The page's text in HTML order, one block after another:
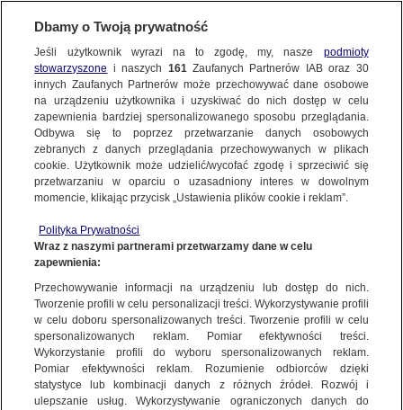
KONTAKT24
Wyślij Materiał
WYŚLIJ MATERIAŁ
NAJNOWSZE
GORĄCE TEMATY
WIĘCEJ
KANAŁY
Dzień dobry!
Jedno konto do wszystkich usług
MATERIAŁ UŻYTKOWNIKA
18 GRUDNIA 2023 0:45
Ważny temat?
Podziel się!
Wyślij materiał
Dbamy o Twoją prywatność
Jeśli użytkownik wyrazi na to zgodę, my, nasze podmioty
stowarzyszone i naszych 161Zaufanych Partnerów IAB oraz 30
innych Zaufanych Partnerów może przechowywać dane osobowe
na urządzeniu użytkownika i uzyskiwać do nich dostęp w celu
zapewnienia bardziej spersonalizowanego sposobu przeglądania.
Odbywa się to poprzez przetwarzanie danych osobowych
zebranych z danych przeglądania przechowywanych w plikach
cookie. Użytkownik może udzielić/wycofać zgodę i sprzeciwić się
przetwarzaniu w oparciu o uzasadniony interes w dowolnym
momencie, klikając przycisk „Ustawienia plików cookie i reklam”.
Polityka Prywatności
Wraz z naszymi partnerami przetwarzamy dane w celu
zapewnienia:
Przechowywanie informacji na urządzeniu lub dostęp do nich.
Tworzenie profili w celu personalizacji treści. Wykorzystywanie profili
w celu doboru spersonalizowanych treści. Tworzenie profili w celu
spersonalizowanych reklam. Pomiar efektywności treści.
Wykorzystanie profili do wyboru spersonalizowanych reklam.
Pomiar efektywności reklam. Rozumienie odbiorców dzięki
statystyce lub kombinacji danych z różnych źródeł. Rozwój i
ulepszanie usług. Wykorzystywanie ograniczonych danych do